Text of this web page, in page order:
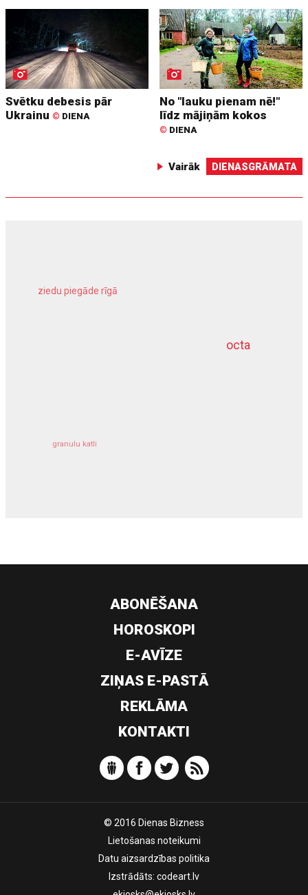
Svētku debesis pār
Ukrainu © DIENA
No "lauku pienam nē!"
līdz mājiņām kokos
© DIENA
Vairāk DIENASGRĀMATA
octa
ziedu piegāde rīgā
granulu katli
dziļurbums
ABONĒŠANA
HOROSKOPI
E-AVĪZE
ZIŅAS E-PASTĀ
REKLĀMA
KONTAKTI
© 2016 Dienas Bizness
Lietošanas noteikumi
Datu aizsardzības politika
Izstrādāts: codeart.lv